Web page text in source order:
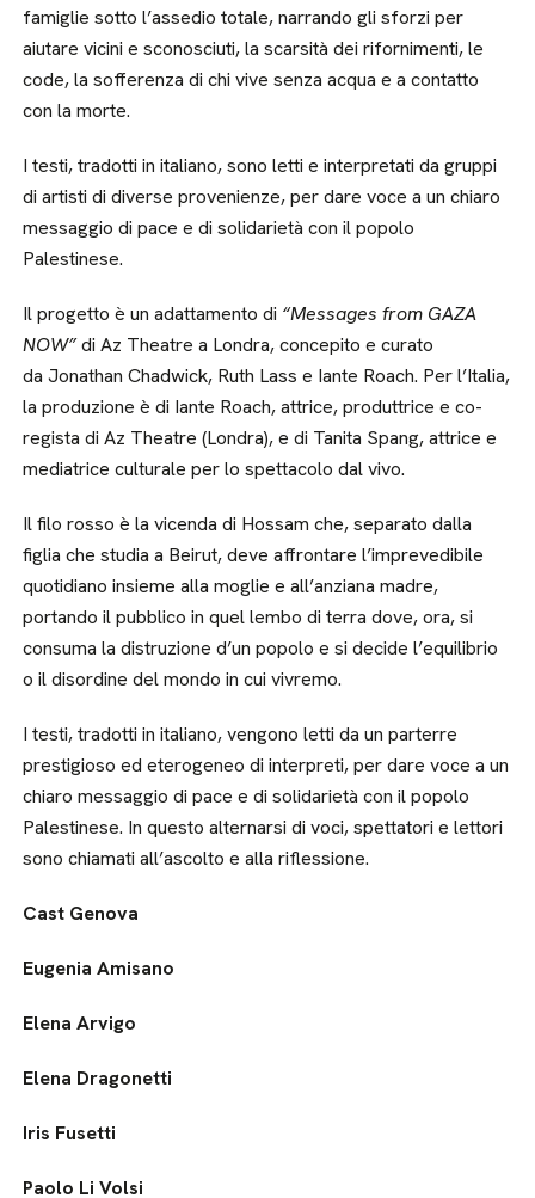
famiglie sotto l’assedio totale, narrando gli sforzi per
aiutare vicini e sconosciuti, la scarsità dei rifornimenti, le
code, la sofferenza di chi vive senza acqua e a contatto
con la morte.
I testi, tradotti in italiano, sono letti e interpretati da gruppi
di artisti di diverse provenienze, per dare voce a un chiaro
messaggio di pace e di solidarietà con il popolo
Palestinese.
Il progetto è un adattamento di “Messages from GAZA
NOW”di Az Theatre a Londra, concepito e curato
da Jonathan Chadwick, Ruth Lass e Iante Roach. Per l’Italia,
la produzione è di Iante Roach, attrice, produttrice e co-
regista di Az Theatre (Londra), e di Tanita Spang, attrice e
mediatrice culturale per lo spettacolo dal vivo.
Il filo rosso è la vicenda di Hossam che, separato dalla
figlia che studia a Beirut, deve affrontare l’imprevedibile
quotidiano insieme alla moglie e all’anziana madre,
portando il pubblico in quel lembo di terra dove, ora, si
consuma la distruzione d’un popolo e si decide l’equilibrio
o il disordine del mondo in cui vivremo.
I testi, tradotti in italiano, vengono letti da un parterre
prestigioso ed eterogeneo di interpreti, per dare voce a un
chiaro messaggio di pace e di solidarietà con il popolo
Palestinese. In questo alternarsi di voci, spettatori e lettori
sono chiamati all’ascolto e alla riflessione.
Cast Genova
Eugenia Amisano
Elena Arvigo
Elena Dragonetti
Iris Fusetti
Paolo Li Volsi